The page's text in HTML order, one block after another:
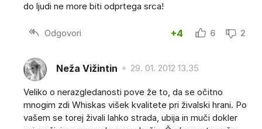
do ljudi ne more biti odprtega srca!
Odgovori +4 6 2
Neža Vižintin 29. 01. 2012 13.35
Veliko o nerazgledanosti pove že to, da se očitno
mnogim zdi Whiskas višek kvalitete pri živalski hrani. Po
vašem se torej živali lahko strada, ubija in muči dokler